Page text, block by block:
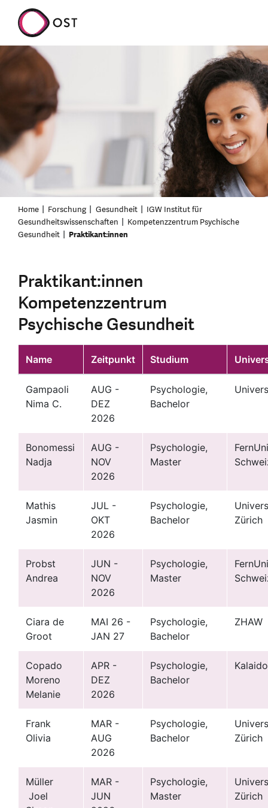
Home Forschung Gesundheit
IGW Institut für
Gesundheitswissenschaften
Kompetenzzentrum Psychische
Gesundheit
Praktikant:innen
Praktikant:innen
Kompetenzzentrum
Psychische Gesundheit
Name Zeitpunkt Studium
Gampaoli
Nima C.
AUG -
DEZ
2026
Psychologie,
Bachelor
Bonomessi
Nadja
AUG -
NOV
2026
Psychologie,
Master
FernUni
Mathis
Jasmin
JUL -
OKT
2026
Psychologie,
Bachelor
Zürich
Probst
Andrea
JUN -
NOV
2026
Psychologie,
Master
FernUni
Ciara de
Groot
MAI 26 -
JAN 27
Psychologie,
Bachelor
ZHAW
Copado
Moreno
Melanie
APR -
DEZ
2026
Psychologie,
Bachelor
Frank
Olivia
MAR -
AUG
2026
Psychologie,
Bachelor
Zürich
Müller
Joel
MAR -
JUN
Psychologie,
Master
Zürich